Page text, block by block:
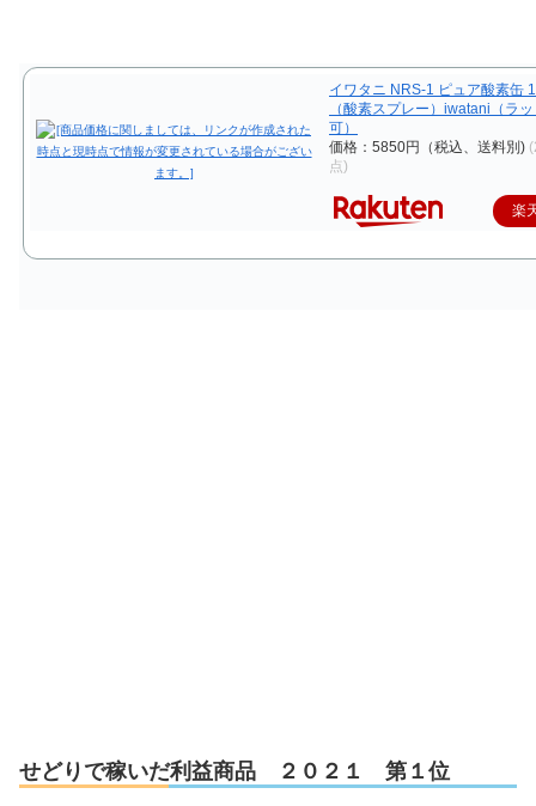
イワタニ NRS-1 ピュア酸素缶
（酸素スプレー）iwatani（ラ
可）
価格：5850円（税込、送料別)
点)
楽
せどりで稼いだ利益商品 ２０２１ 第１位